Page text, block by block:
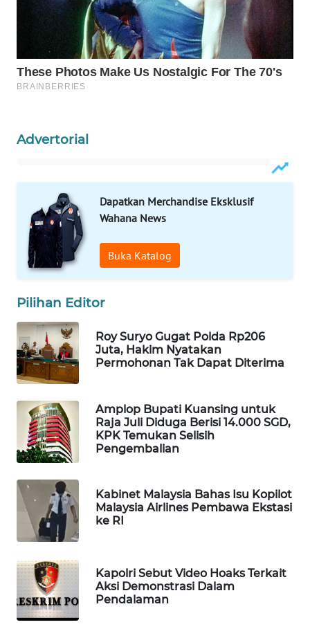
Advertorial
Dapatkan Merchandise Eksklusif
Wahana News
Buka Katalog
Pilihan Editor
Roy Suryo Gugat Polda Rp206
Juta, Hakim Nyatakan
Permohonan Tak Dapat Diterima
Amplop Bupati Kuansing untuk
Raja Juli Diduga Berisi 14.000 SGD,
KPK Temukan Selisih
Pengembalian
Kabinet Malaysia Bahas Isu Kopilot
Malaysia Airlines Pembawa Ekstasi
ke RI
Kapolri Sebut Video Hoaks Terkait
Aksi Demonstrasi Dalam
Pendalaman
WAHANA
SPORT
WAHANA
UMKM
SELEB
WAHANA
PERSONA
WAHANA
OTOMOTIF
WAHANA
HEALTH
WAHANA
DESA
WISATA
LAPAK
WAHANA
Wahana
Network
KONSUMEN
LISTRIK
KELISTRIKAN
WALINKI
ID